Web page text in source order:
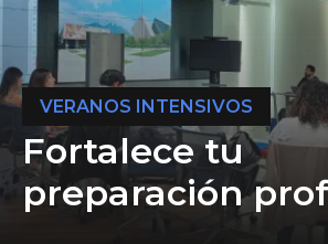
VERANOS INTENSIVOS
Fortalece tu
preparación